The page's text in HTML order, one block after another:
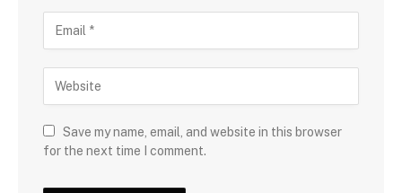
Save my name, email, and website in this browser
for the next time I comment.